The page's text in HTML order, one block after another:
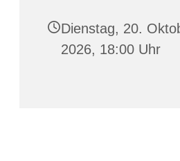
Dienstag, 20.
2026, 18:00 Uhr